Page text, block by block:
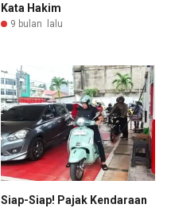
Kata Hakim
9 bulan lalu
Siap-Siap! Pajak Kendaraan